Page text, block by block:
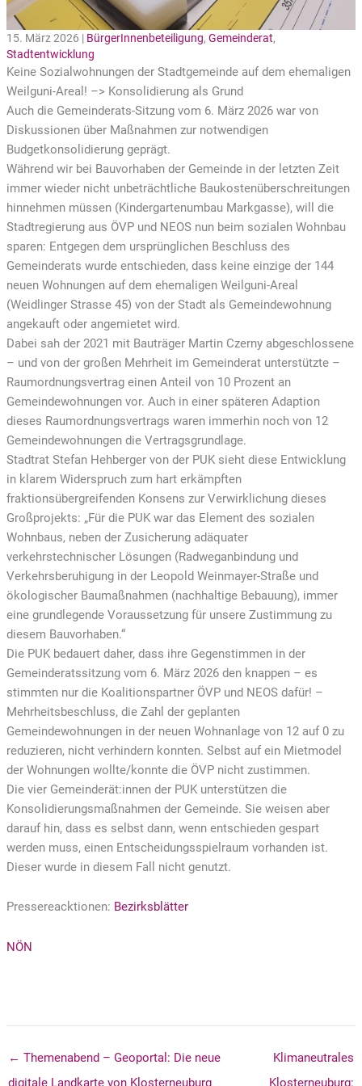
15. März 2026 | BürgerInnenbeteiligung, Gemeinderat,
Stadtentwicklung
Keine Sozialwohnungen der Stadtgemeinde auf dem ehemaligen
Weilguni-Areal! –> Konsolidierung als Grund
Auch die Gemeinderats-Sitzung vom 6. März 2026 war von
Diskussionen über Maßnahmen zur notwendigen
Budgetkonsolidierung geprägt.
Während wir bei Bauvorhaben der Gemeinde in der letzten Zeit
immer wieder nicht unbeträchtliche Baukostenüberschreitungen
hinnehmen müssen (Kindergartenumbau Markgasse), will die
Stadtregierung aus ÖVP und NEOS nun beim sozialen Wohnbau
sparen: Entgegen dem ursprünglichen Beschluss des
Gemeinderats wurde entschieden, dass keine einzige der 144
neuen Wohnungen auf dem ehemaligen Weilguni-Areal
(Weidlinger Strasse 45) von der Stadt als Gemeindewohnung
angekauft oder angemietet wird.
Dabei sah der 2021 mit Bauträger Martin Czerny abgeschlossene
– und von der großen Mehrheit im Gemeinderat unterstützte –
Raumordnungsvertrag einen Anteil von 10 Prozent an
Gemeindewohnungen vor. Auch in einer späteren Adaption
dieses Raumordnungsvertrags waren immerhin noch von 12
Gemeindewohnungen die Vertragsgrundlage.
Stadtrat Stefan Hehberger von der PUK sieht diese Entwicklung
in klarem Widerspruch zum hart erkämpften
fraktionsübergreifenden Konsens zur Verwirklichung dieses
Großprojekts: „Für die PUK war das Element des sozialen
Wohnbaus, neben der Zusicherung adäquater
verkehrstechnischer Lösungen (Radweganbindung und
Verkehrsberuhigung in der Leopold Weinmayer-Straße und
ökologischer Baumaßnahmen (nachhaltige Bebauung), immer
eine grundlegende Voraussetzung für unsere Zustimmung zu
diesem Bauvorhaben.“
Die PUK bedauert daher, dass ihre Gegenstimmen in der
Gemeinderatssitzung vom 6. März 2026 den knappen – es
stimmten nur die Koalitionspartner ÖVP und NEOS dafür! –
Mehrheitsbeschluss, die Zahl der geplanten
Gemeindewohnungen in der neuen Wohnanlage von 12 auf 0 zu
reduzieren, nicht verhindern konnten. Selbst auf ein Mietmodel
der Wohnungen wollte/konnte die ÖVP nicht zustimmen.
Die vier Gemeinderät:innen der PUK unterstützen die
Konsolidierungsmaßnahmen der Gemeinde. Sie weisen aber
darauf hin, dass es selbst dann, wenn entschieden gespart
werden muss, einen Entscheidungsspielraum vorhanden ist.
Dieser wurde in diesem Fall nicht genutzt.
Pressereacktionen: Bezirksblätter
NÖN
← Themenabend – Geoportal: Die neue
digitale Landkarte von Klosterneuburg
Klimaneutrales
Klosterneuburg: